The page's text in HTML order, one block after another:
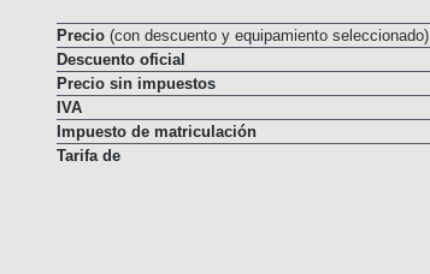
Precio (con descuento y equipamiento seleccionado)
Descuento oficial
Precio sin impuestos
IVA
Impuesto de matriculación
Tarifa de